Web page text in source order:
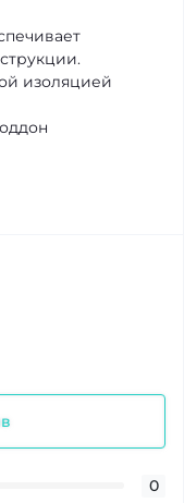
изоляцией
0